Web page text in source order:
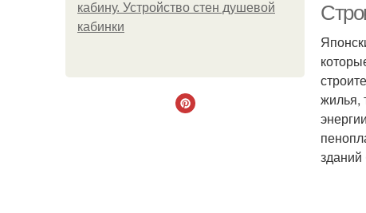
кабину. Устройство стен душевой
кабинки
жилья,